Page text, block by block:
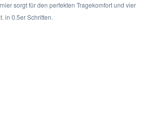
sorgt für den perfekten Tragekomfort und vier
in 0.5er Schritten.